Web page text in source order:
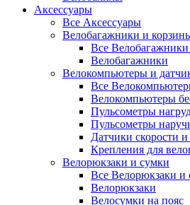
Аксессуары
Все Аксессуары
Велобагажники и
Все
Велобагажники
Велокомпьютеры и
Все
Велокомпьютеры
Пульсометры
Пульсометры
Датчики скорости и
Крепления для
Велорюкзаки и сумки
Все Велорюкзаки и
Велорюкзаки
Велосумки на пояс